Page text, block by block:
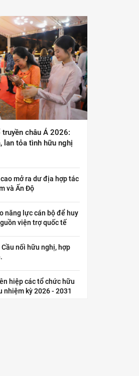
châu Á 2026:
lan tỏa tình hữu nghị
mở ra dư địa hợp tác
và Ấn Độ
năng lực cán bộ để huy
viện trợ quốc tế
Cầu nối hữu nghị, hợp
hiệp các tổ chức hữu
nhiệm kỳ 2026 - 2031